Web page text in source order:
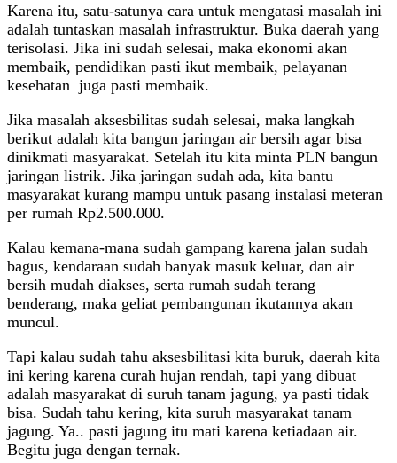
Karena itu, satu-satunya cara untuk mengatasi masalah ini
adalah tuntaskan masalah infrastruktur. Buka daerah yang
terisolasi. Jika ini sudah selesai, maka ekonomi akan
membaik, pendidikan pasti ikut membaik, pelayanan
kesehatan juga pasti membaik.
Jika masalah aksesbilitas sudah selesai, maka langkah
berikut adalah kita bangun jaringan air bersih agar bisa
dinikmati masyarakat. Setelah itu kita minta PLN bangun
jaringan listrik. Jika jaringan sudah ada, kita bantu
masyarakat kurang mampu untuk pasang instalasi meteran
per rumah Rp2.500.000.
Kalau kemana-mana sudah gampang karena jalan sudah
bagus, kendaraan sudah banyak masuk keluar, dan air
bersih mudah diakses, serta rumah sudah terang
benderang, maka geliat pembangunan ikutannya akan
muncul.
Tapi kalau sudah tahu aksesbilitasi kita buruk, daerah kita
ini kering karena curah hujan rendah, tapi yang dibuat
adalah masyarakat di suruh tanam jagung, ya pasti tidak
bisa. Sudah tahu kering, kita suruh masyarakat tanam
jagung. Ya.. pasti jagung itu mati karena ketiadaan air.
Begitu juga dengan ternak.